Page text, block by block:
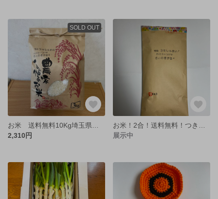
SOLD OUT
2,310円
展示中